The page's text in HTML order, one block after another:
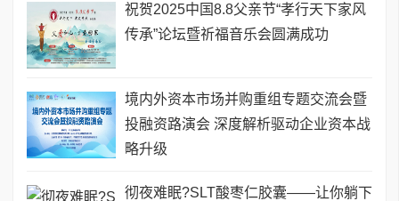
祝贺2025中国8.8父亲节“孝行天下家风
传承”论坛暨祈福音乐会圆满成功
境内外资本市场并购重组专题交流会暨
投融资路演会 深度解析驱动企业资本战
略升级
彻夜难眠?SLT酸枣仁胶囊——让你躺下